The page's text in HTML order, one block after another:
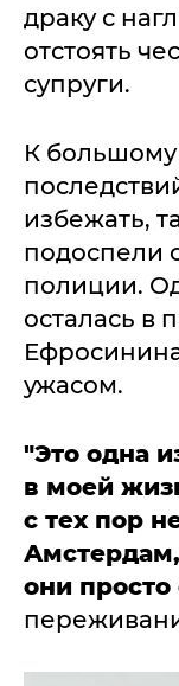
драку с
отстоять
супруги.
К большому
избежать,
подоспели
полиции.
осталась в
ужасом.
"Это одна
в моей
с тех пор
они просто